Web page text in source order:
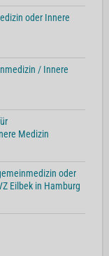
oder Innere
/ Innere
Medizin
oder
Eilbek in Hamburg